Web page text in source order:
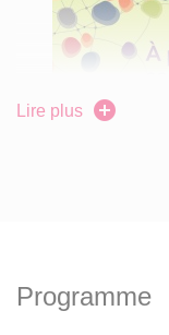
Le semestre 4 est
conventions
milieu
Lire plus
Programme